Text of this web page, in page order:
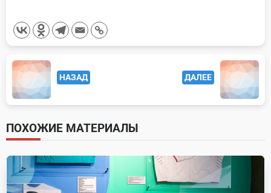
<span
class="nav-
subtitle
screen-
reader-
text">Page</span>
НАЗАД ДАЛЕЕ
ПОХОЖИЕ МАТЕРИАЛЫ